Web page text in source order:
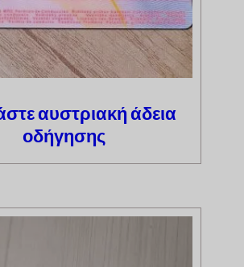
αυστριακή άδεια
οδήγησης